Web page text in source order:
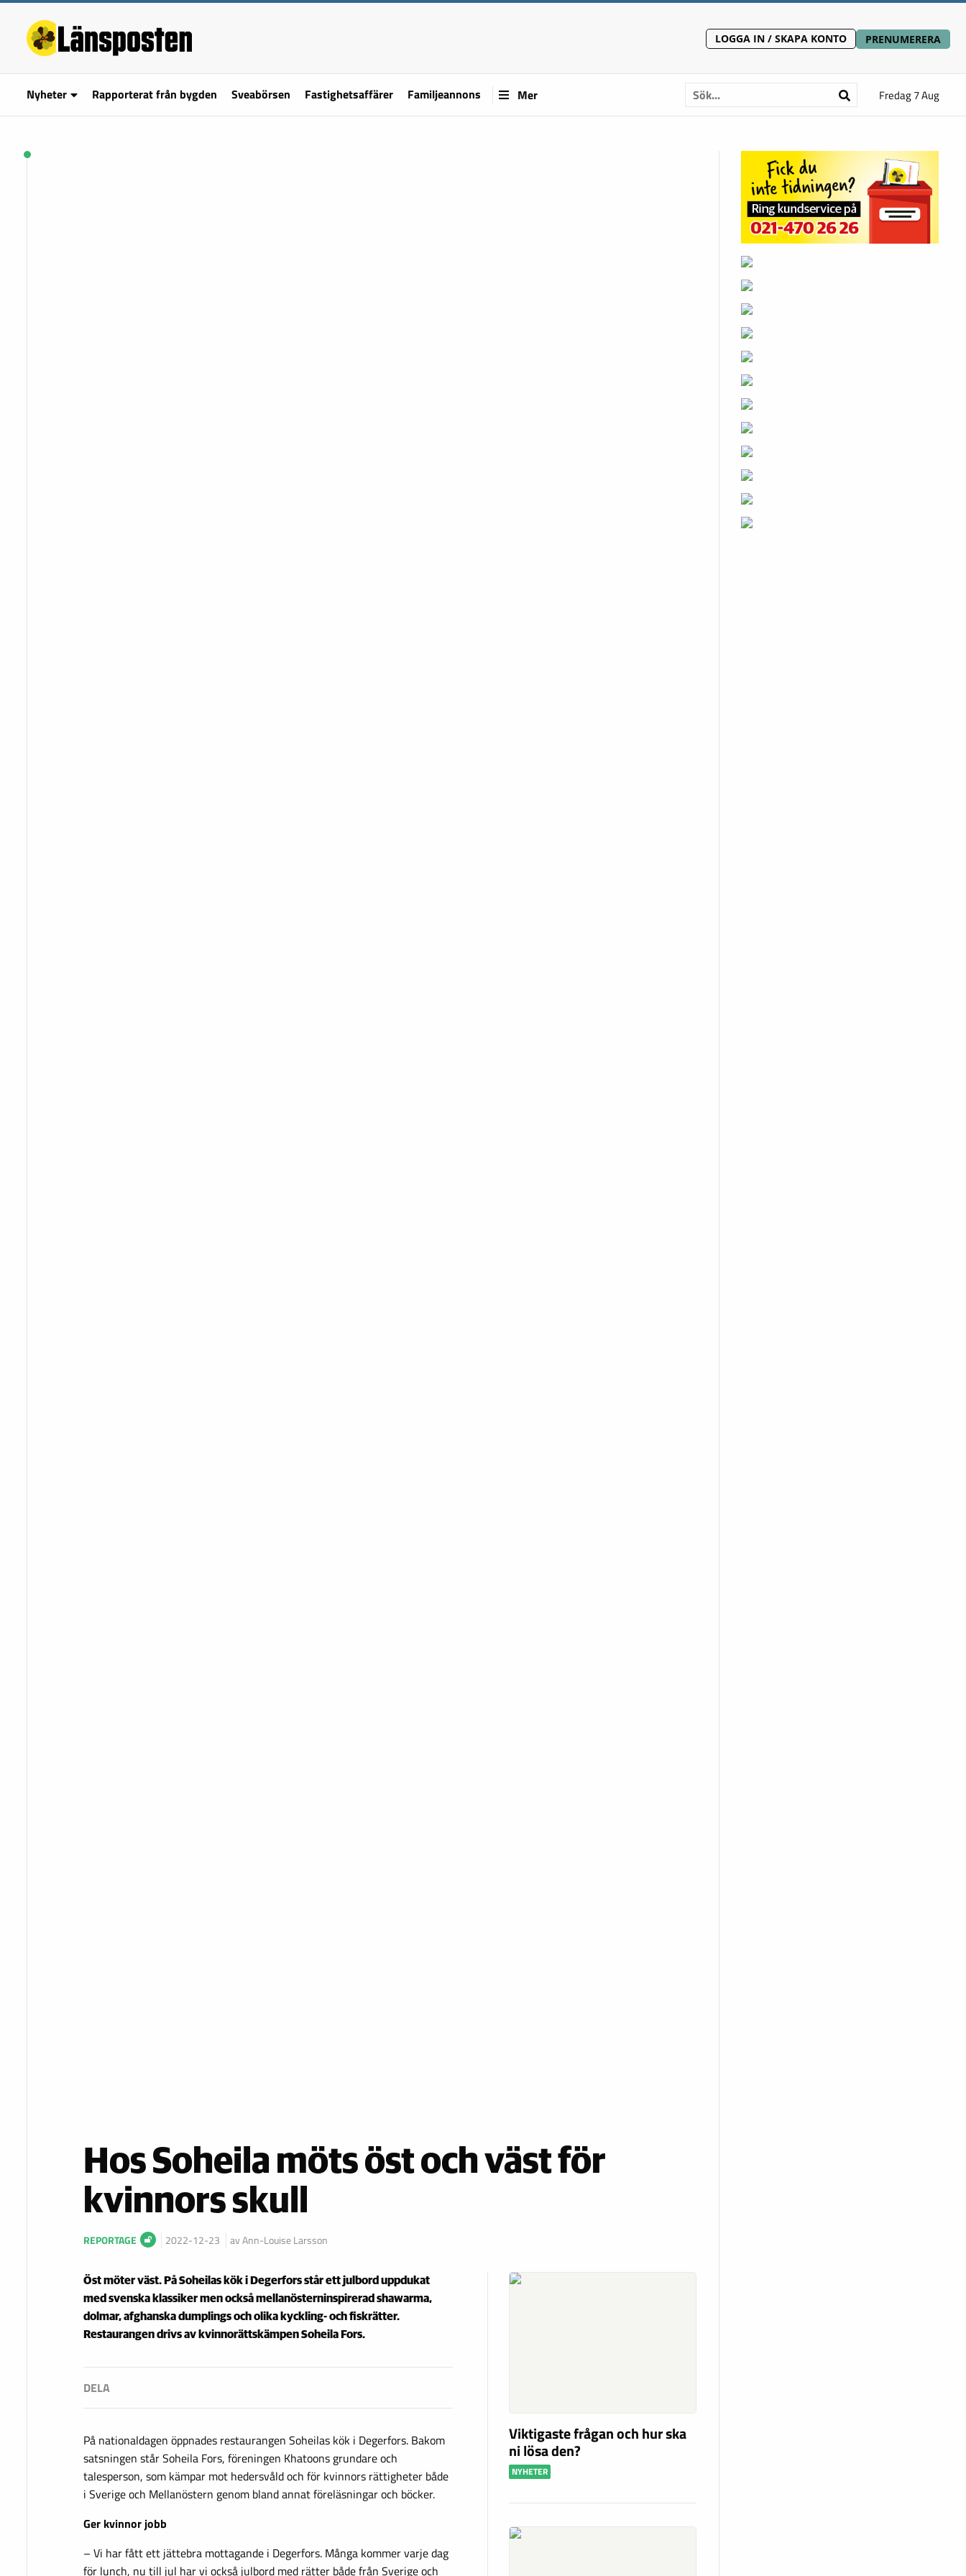
LOGGA IN / SKAPA KONTO PRENUMERERA
Nyheter Rapporterat från bygden Sveabörsen Fastighetsaffärer Familjeannons Mer Fredag 7 Aug
Hos Soheila möts öst och väst för
kvinnors skull
REPORTAGE 2022-12-23 av Ann-Louise Larsson
Öst möter väst. På Soheilas kök i Degerfors står ett julbord uppdukat
med svenska klassiker men också mellanösterninspirerad shawarma,
dolmar, afghanska dumplings och olika kyckling- och fiskrätter.
Restaurangen drivs av kvinnorättskämpen Soheila Fors.
På nationaldagen öppnades restaurangen Soheilas kök i Degerfors. Bakom
satsningen står Soheila Fors, föreningen Khatoons grundare och
talesperson, som kämpar mot hedersvåld och för kvinnors rättigheter både
i Sverige och Mellanöstern genom bland annat föreläsningar och böcker.
Ger kvinnor jobb
– Vi har fått ett jättebra mottagande i Degerfors. Många kommer varje dag
för lunch, nu till jul har vi också julbord med rätter både från Sverige och
Viktigaste frågan och hur ska
ni lösa den?
NYHETER